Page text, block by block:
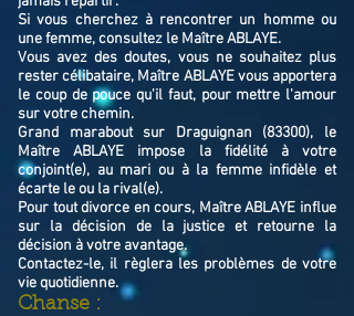
Si vous cherchez à rencontrer un homme ou
une femme, consultez le Maître ABLAYE.
Vous avez des doutes, vous ne souhaitez plus
rester célibataire, Maître ABLAYE vous apportera
le coup de pouce qu'il faut, pour mettre l'amour
sur votre chemin.
Grand marabout sur Draguignan (83300), le
Maître ABLAYE impose la fidélité à votre
conjoint(e), au mari ou à la femme infidèle et
écarte le ou la rival(e).
Pour tout divorce en cours, Maître ABLAYE influe
sur la décision de la justice et retourne la
décision à votre avantage.
Contactez-le, il règlera les problèmes de votre
vie quotidienne.
Chanse :